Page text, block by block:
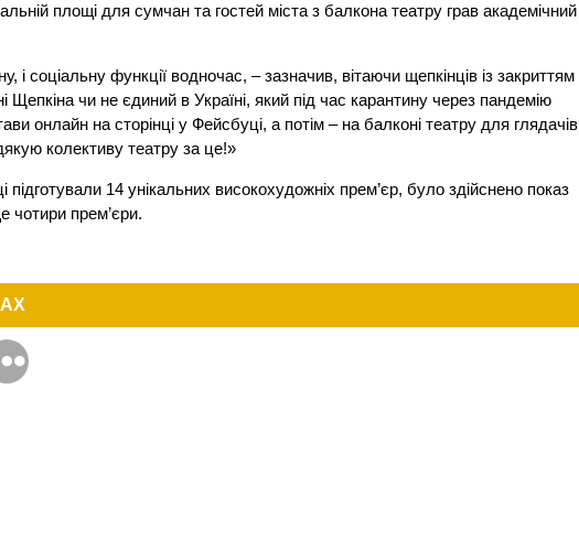
площі для сумчан та гостей міста з балкона театру грав академічний
і соціальну функції водночас, – зазначив, вітаючи щепкінців із закриттям
Щепкіна чи не єдиний в Україні, який під час карантину через пандемію
онлайн на сторінці у Фейсбуці, а потім – на балконі театру для глядачів
колективу театру за це!»
14 унікальних високохудожніх прем’єр, було здійснено показ
чотири прем’єри.